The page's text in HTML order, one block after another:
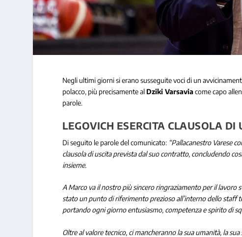
Negli ultimi giorni si erano susseguite voci di un
polacco, più precisamente al Dziki Varsavia come capo
parole.
LEGOVICH ESERCITA CLAUSOLA
Di seguito le parole del comunicato: “Pallacanestro Varese
clausola di uscita prevista dal suo contratto, concludendo
insieme.
A Marco va il nostro più sincero ringraziamento per il lavoro
stato un punto di riferimento prezioso all’interno dello staff
portando ogni giorno entusiasmo, competenza e spirito di
Oltre al valore tecnico, ci mancheranno la sua umanità, la